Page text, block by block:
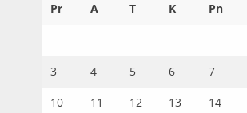
Pr A T K Pn
3 4 5 6 7
10 11 12 13 14